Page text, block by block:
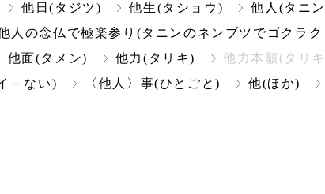
他日(タジツ) 他生(タショウ) 他人(タニ
人の念仏で極楽参り(タニンのネンブツでゴクラ
他面(タメン) 他力(タリキ) 他力本願(タリ
－ない) 〈他人〉事(ひとごと) 他(ほか)